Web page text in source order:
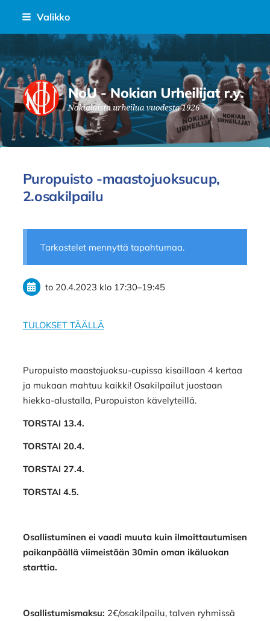
Siirry
sisältöön
Valikko
Nokian Urheilijat Ry.
Puropuisto -maastojuoksucup,
2.osakilpailu
Tarkastelet mennyttä tapahtumaa.
to 20.4.2023 klo 17:30–19:45
TULOKSET TÄÄLLÄ
Puropuisto maastojuoksu-cupissa kisaillaan 4 kertaa
ja mukaan mahtuu kaikki! Osakilpailut juostaan
hiekka-alustalla, Puropuiston kävelyteillä.
TORSTAI 13.4.
TORSTAI 20.4.
TORSTAI 27.4.
TORSTAI 4.5.
Osallistuminen ei vaadi muuta kuin ilmoittautumisen
paikanpäällä viimeistään 30min oman ikäluokan
starttia.
Osallistumismaksu: 2€/osakilpailu, talven ryhmissä